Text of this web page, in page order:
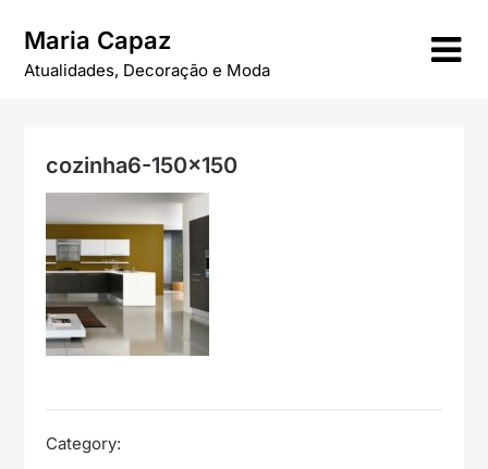
content
Maria Capaz
Atualidades, Decoração e Moda
cozinha6-150×150
Category: